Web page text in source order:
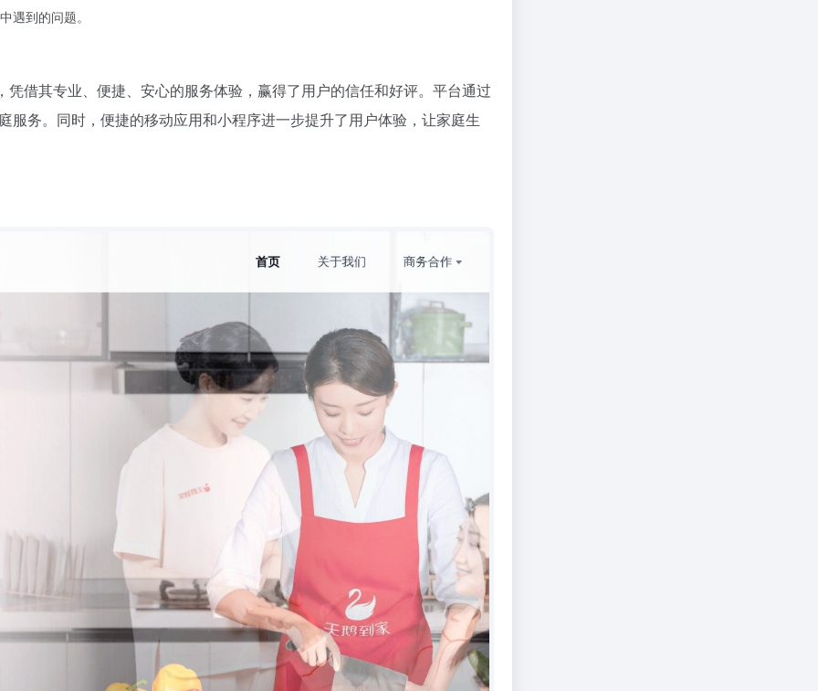
遇到的问题。
借其专业、便捷、安心的服务体验，赢得了用户的信任和好评。平台通过
务。同时，便捷的移动应用和小程序进一步提升了用户体验，让家庭生